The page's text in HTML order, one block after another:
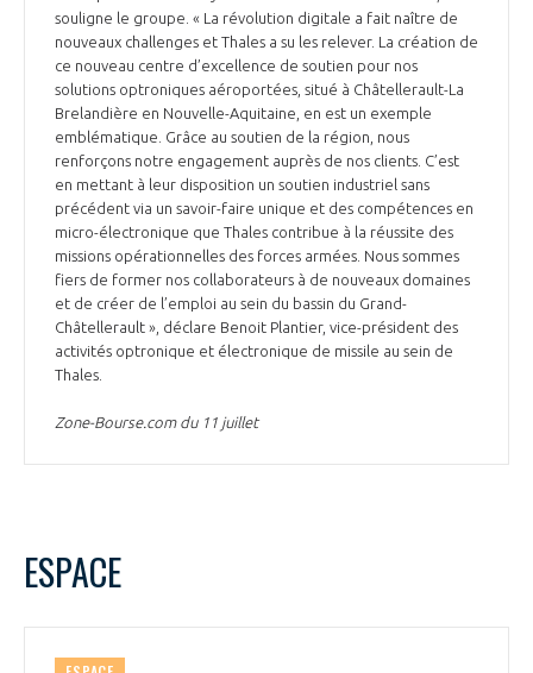
souligne le groupe. « La révolution digitale a fait naître de
nouveaux challenges et Thales a su les relever. La création de
ce nouveau centre d’excellence de soutien pour nos
solutions optroniques aéroportées, situé à Châtellerault-La
Brelandière en Nouvelle-Aquitaine, en est un exemple
emblématique. Grâce au soutien de la région, nous
renforçons notre engagement auprès de nos clients. C’est
en mettant à leur disposition un soutien industriel sans
précédent via un savoir-faire unique et des compétences en
micro-électronique que Thales contribue à la réussite des
missions opérationnelles des forces armées. Nous sommes
fiers de former nos collaborateurs à de nouveaux domaines
et de créer de l’emploi au sein du bassin du Grand-
Châtellerault », déclare Benoit Plantier, vice-président des
activités optronique et électronique de missile au sein de
Thales.
Zone-Bourse.com du 11 juillet
ESPACE